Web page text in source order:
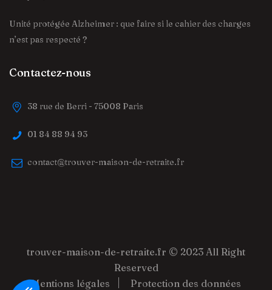
Unité protégée Alzheimer : que faire si le cahier des charges
n’est pas respecté ?
Contactez-nous
38 rue de Berri - 75008 Paris
01 84 88 94 93
contact@trouver-maison-de-retraite.fr
trouver-maison-de-retraite.fr © 2023 All Right
Reserved
Mentions légales
Protection des données